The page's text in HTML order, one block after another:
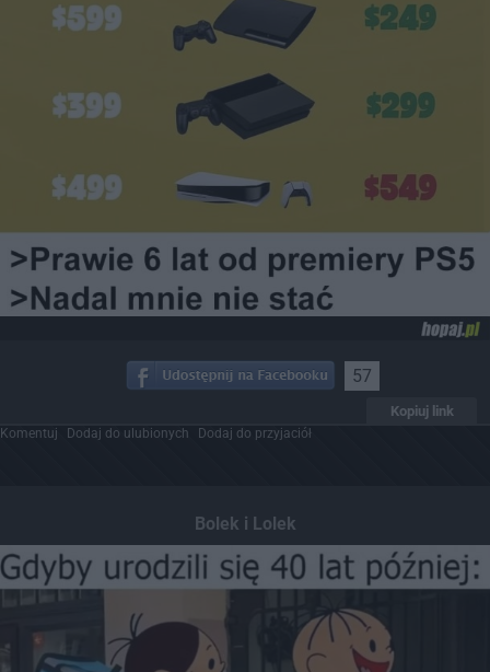
57
Kopiuj link
Komentuj Dodaj do ulubionych Dodaj do przyjaciół
Bolek i Lolek